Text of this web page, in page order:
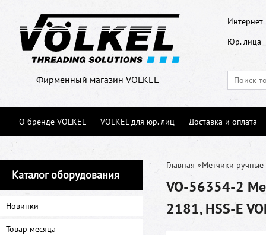
Фирменный магазин VOLKEL
Интернет
Юр. лица
О бренде VOLKEL VOLKEL для юр. лиц Доставка и оплата
Каталог оборудования
Новинки
Товар месяца
Главная »Метчики ручные
VO-56354-2
2181, HSS-E